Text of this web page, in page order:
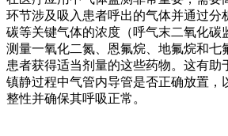
环节涉及吸入患者呼出的气体并通过分
碳等关键气体的浓度（呼气末二氧化碳
测量一氧化二氮、恩氟烷、地氟烷和七
患者获得适当剂量的这些药物。这有助
镇静过程中气管内导管是否正确放置，
整性并确保其呼吸正常。